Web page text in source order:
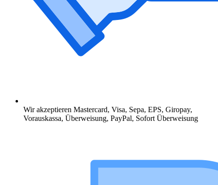
Wir akzeptieren Mastercard, Visa, Sepa, EPS, Giropay,
Vorauskassa, Überweisung, PayPal, Sofort Überweisung